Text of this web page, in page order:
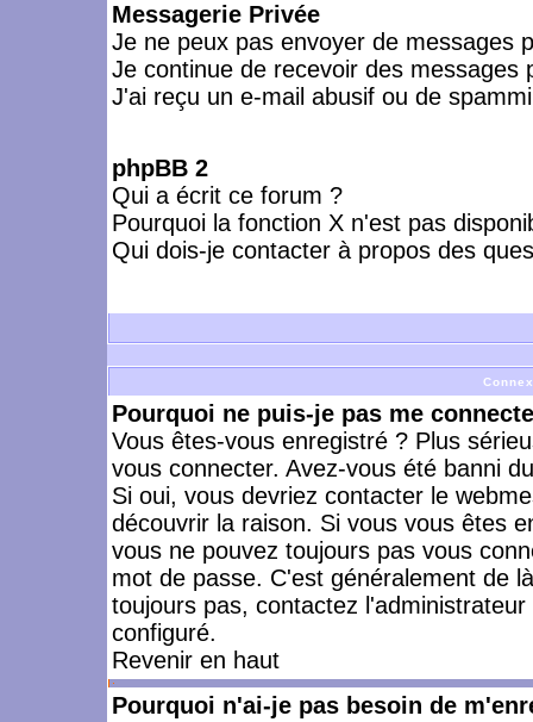
Messagerie Privée
Je ne peux pas envoyer de messages
Je continue de recevoir des messages
J'ai reçu un e-mail abusif ou de
phpBB 2
Qui a écrit ce forum ?
Pourquoi la fonction X n'est pas
Qui dois-je contacter à propos des
Pourquoi ne puis-je pas me
Vous êtes-vous enregistré ? Plus
vous connecter. Avez-vous été banni
Si oui, vous devriez contacter le
découvrir la raison. Si vous vous êtes
vous ne pouvez toujours pas vous
mot de passe. C'est généralement de
toujours pas, contactez
configuré.
Revenir en haut
Pourquoi n'ai-je pas besoin de